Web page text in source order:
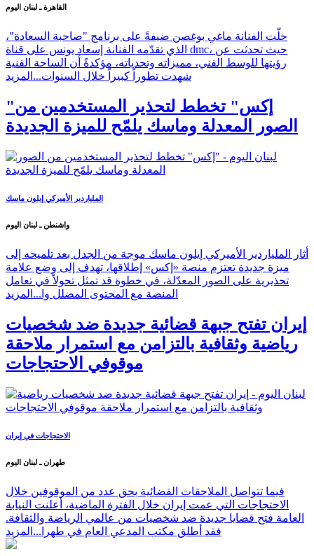
القاهرة ـ لبنان اليوم
حلّت الفنانة ماغي بوغصن ضيفةً على برنامج "صاحبة السعادة"،
الذي تقدّمه الفنانة إسعاد يونس على قناة dmc، حيث تحدثت عن
رؤيتها للوسط الفني، مميزاته وتحدياته، مؤكدةً أن الساحة الفنية
شهدت تطوراً كبيراً خلال السنوات... المزيد
"إكس" تخطط لتحذير المستخدمين من
الصور المعدلة وماسك يلمّح للميزة الجديدة
الملياردير الأميركي إيلون ماسك
واشنطن ـ لبنان اليوم
أثار الملياردير الأميركي إيلون ماسك موجة من الجدل بعد تلميحه إلى
ميزة جديدة تعتزم منصة «إكس» إطلاقها، تهدف إلى وضع علامة
تحذيرية على الصور المعدّلة، في خطوة قد تمثل تحولاً في تعامل
المنصة مع المحتوى المضلل وا... المزيد
إيران تفتح جبهة قضائية جديدة ضد شخصيات
رياضية وثقافية بالتزامن مع استمرار ملاحقة
موقوفي الاحتجاجات
الاحتجاجات في إيران
طهران ـ لبنان اليوم
فيما تتواصل الملاحقات القضائية بحق عدد من الموقوفين خلال
الاحتجاجات التي عمت إيران خلال الفترة الماضية، أعلنت النيابة
العامة فتح قضايا جديدة ضد شخصيات من عالمي الرياضة والثقافة.
فقد أطلق مكتب المدعي العام في طهرا... المزيد